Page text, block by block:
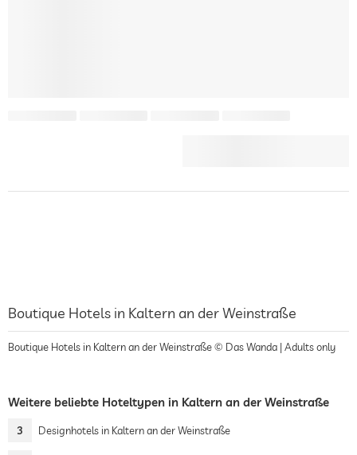
Boutique Hotels in Kaltern an der Weinstraße
Boutique Hotels in Kaltern an der Weinstraße © Das Wanda | Adults only
Weitere beliebte Hoteltypen in Kaltern an der Weinstraße
3 Designhotels in Kaltern an der Weinstraße